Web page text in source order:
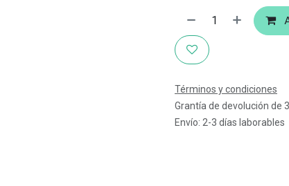
Términos y condiciones
Grantía de devolución de
Envío: 2-3 días laborables